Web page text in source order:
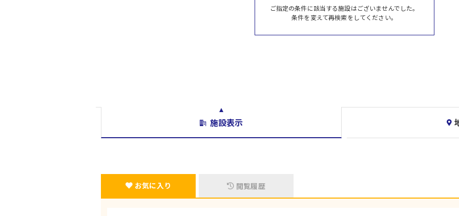
ご指定の条件に該当する施設はございませんでした。
条件を変えて再検索をしてください。
施設表示
お気に入り 閲覧履歴